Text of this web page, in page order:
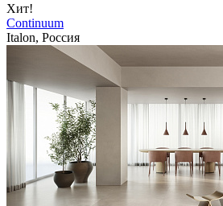
Хит!
Continuum
Italon, Россия